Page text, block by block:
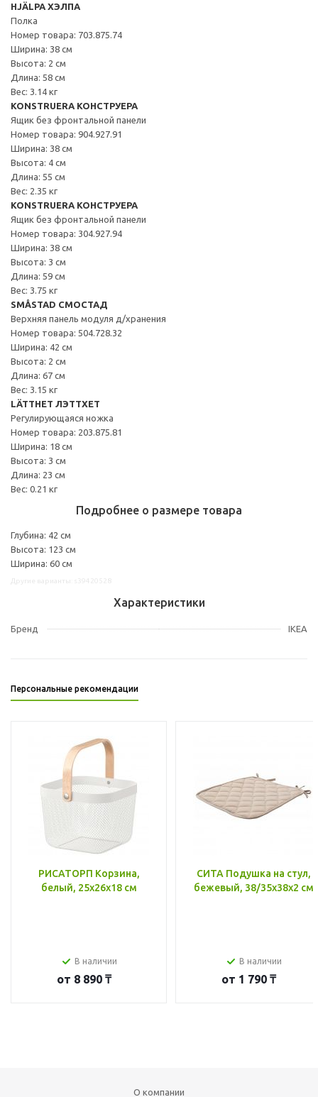
HJÄLPA ХЭЛПА
Полка
Номер товара: 703.875.74
Ширина: 38 см
Высота: 2 см
Длина: 58 см
Вес: 3.14 кг
KONSTRUERA КОНСТРУЕРА
Ящик без фронтальной панели
Номер товара: 904.927.91
Ширина: 38 см
Высота: 4 см
Длина: 55 см
Вес: 2.35 кг
KONSTRUERA КОНСТРУЕРА
Ящик без фронтальной панели
Номер товара: 304.927.94
Ширина: 38 см
Высота: 3 см
Длина: 59 см
Вес: 3.75 кг
SMÅSTAD СМОСТАД
Верхняя панель модуля д/хранения
Номер товара: 504.728.32
Ширина: 42 см
Высота: 2 см
Длина: 67 см
Вес: 3.15 кг
LÄTTHET ЛЭТТХЕТ
Регулирующаяся ножка
Номер товара: 203.875.81
Ширина: 18 см
Высота: 3 см
Длина: 23 см
Вес: 0.21 кг
Подробнее о размере товара
Глубина: 42 см
Высота: 123 см
Ширина: 60 см
Характеристики
Бренд IKEA
Персональные рекомендации
РИСАТОРП Корзина,
белый, 25x26x18 см
В наличии
от 8 890 ₸
СИТА Подушка на стул,
бежевый, 38/35x38x2 см
В наличии
от 1 790 ₸
О компании